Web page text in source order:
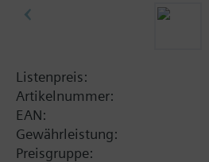
Aluminiumdruckguss und
Listenpreis:
Artikelnummer:
EAN:
Gewährleistung:
Preisgruppe: